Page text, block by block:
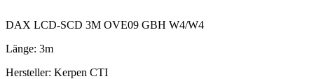
DAX LCD-SCD 3M OVE09 GBH W4/W4
Länge: 3m
Hersteller: Kerpen CTI